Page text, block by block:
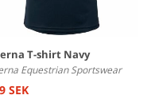
T-shirt Navy
Equestrian Sportswear
SEK